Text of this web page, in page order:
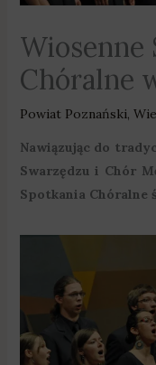
Wiosenne
Chóralne
Powiat Poznański,
Nawiązując do
Swarzędzu i Chór
Spotkania Chóralne